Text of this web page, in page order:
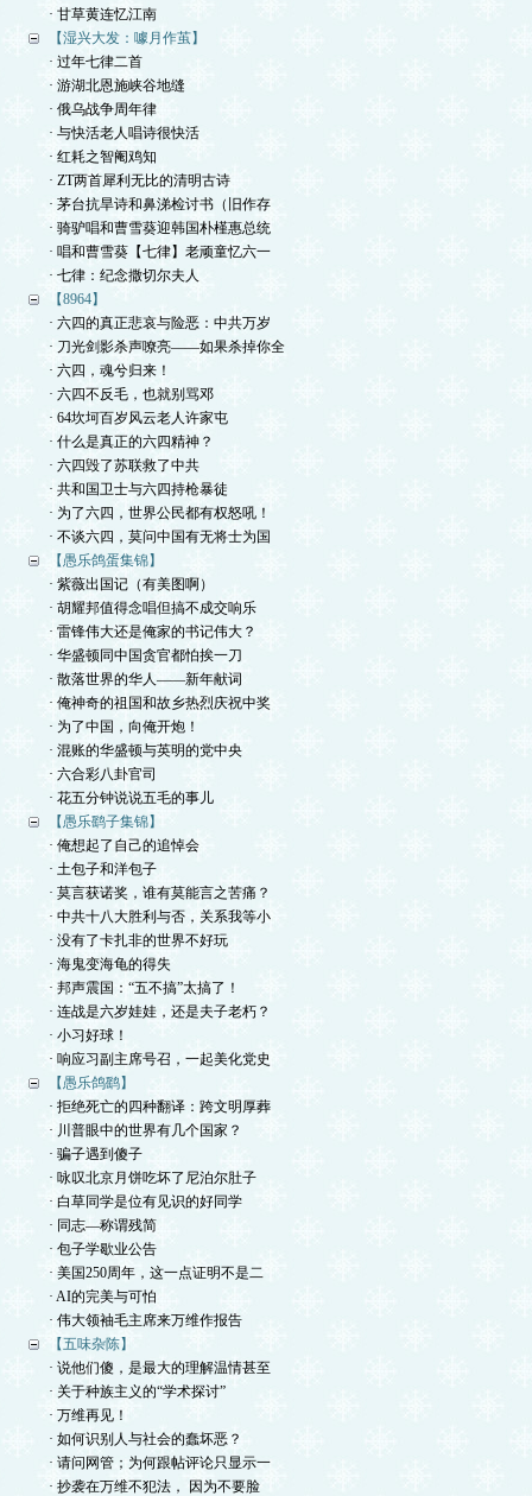
· 甘草黄连忆江南
【湿兴大发：噱月作茧】
· 过年七律二首
· 游湖北恩施峡谷地缝
· 俄乌战争周年律
· 与快活老人唱诗很快活
· 红耗之智阉鸡知
· ZT两首犀利无比的清明古诗
· 茅台抗旱诗和鼻涕检讨书（旧作存
· 骑驴唱和曹雪葵迎韩国朴槿惠总统
· 唱和曹雪葵【七律】老顽童忆六一
· 七律：纪念撒切尔夫人
【8964】
· 六四的真正悲哀与险恶：中共万岁
· 刀光剑影杀声嘹亮——如果杀掉你全
· 六四，魂兮归来！
· 六四不反毛，也就别骂邓
· 64坎坷百岁风云老人许家屯
· 什么是真正的六四精神？
· 六四毁了苏联救了中共
· 共和国卫士与六四持枪暴徒
· 为了六四，世界公民都有权怒吼！
· 不谈六四，莫问中国有无将士为国
【愚乐鸽蛋集锦】
· 紫薇出国记（有美图啊）
· 胡耀邦值得念唱但搞不成交响乐
· 雷锋伟大还是俺家的书记伟大？
· 华盛顿同中国贪官都怕挨一刀
· 散落世界的华人——新年献词
· 俺神奇的祖国和故乡热烈庆祝中奖
· 为了中国，向俺开炮！
· 混账的华盛顿与英明的党中央
· 六合彩八卦官司
· 花五分钟说说五毛的事儿
【愚乐鹞子集锦】
· 俺想起了自己的追悼会
· 土包子和洋包子
· 莫言获诺奖，谁有莫能言之苦痛？
· 中共十八大胜利与否，关系我等小
· 没有了卡扎非的世界不好玩
· 海鬼变海龟的得失
· 邦声震国：“五不搞”太搞了！
· 连战是六岁娃娃，还是夫子老朽？
· 小习好球！
· 响应习副主席号召，一起美化党史
【愚乐鸽鹞】
· 拒绝死亡的四种翻译：跨文明厚葬
· 川普眼中的世界有几个国家？
· 骗子遇到傻子
· 咏叹北京月饼吃坏了尼泊尔肚子
· 白草同学是位有见识的好同学
· 同志—称谓残简
· 包子学歇业公告
· 美国250周年，这一点证明不是二
· AI的完美与可怕
· 伟大领袖毛主席来万维作报告
【五味杂陈】
· 说他们傻，是最大的理解温情甚至
· 关于种族主义的“学术探讨”
· 万维再见！
· 如何识别人与社会的蠢坏恶？
· 请问网管；为何跟帖评论只显示一
· 抄袭在万维不犯法， 因为不要脸